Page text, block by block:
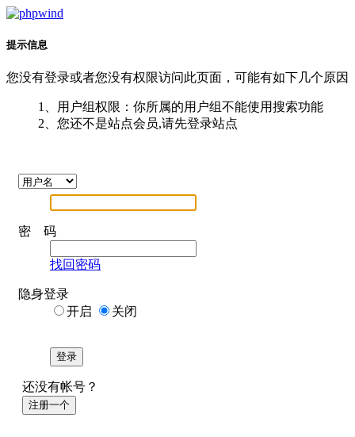
提示信息
您没有登录或者您没有权限访问此页面，可能有如下几个原因
1、用户组权限：你所属的用户组不能使用搜索功能
2、您还不是站点会员,请先登录站点
密 码
找回密码
隐身登录
开启
关闭
登录
还没有帐号？
注册一个